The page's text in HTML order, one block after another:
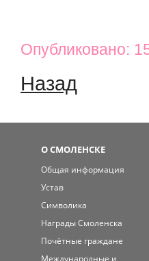
Опубликовано:
Назад
О СМОЛЕНСКЕ
Общая информация
Устав
Символика
Награды Смоленска
Почётные граждане
Международные и